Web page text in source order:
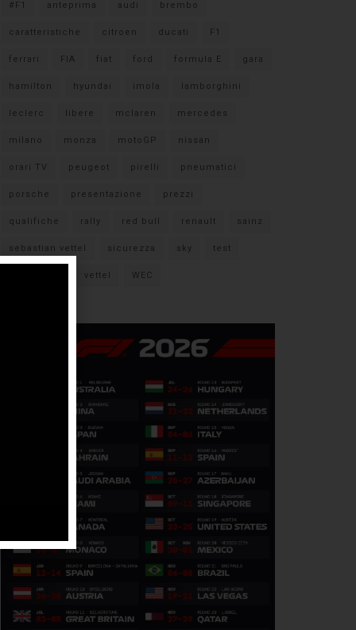
#F1 anteprima audi brembo
caratteristiche citroen ducati F1
ferrari FIA fiat ford formula E gara
hamilton hyundai imola lamborghini
leclerc libere mclaren mercedes
milano monza motoGP nissan
orari TV peugeot pirelli pneumatici
porsche presentazione prezzi
qualifiche rally red bull renault sainz
sebastian vettel sicurezza sky test
vettel WEC